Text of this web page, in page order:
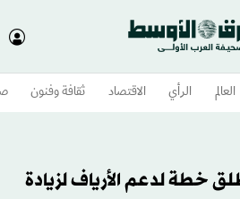
العالم الرأي الاقتصاد ثقافة وفنون
خطة لدعم الأرياف لزيادة